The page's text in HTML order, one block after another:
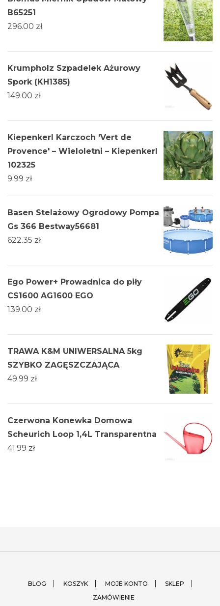
B65251
296.00 zł
Krumpholz Szpadelek Ażurowy
Spork (KH1385)
149.00 zł
Kiepenkerl Karczoch 'Vert de
Provence' – Wieloletni – Kiepenkerl
102325
9.99 zł
Basen Stelażowy Ogrodowy Pompa
Gs 366 Bestway56681
622.35 zł
Ego Power+ Prowadnica do piły
CS1600 AG1600 EGO
139.00 zł
TRAWA K&M UNIWERSALNA 5kg
SZYBKO ZAGĘSZCZAJĄCA
49.99 zł
Czerwona Konewka Domowa
Scheurich Loop 1,4L Transparentna
41.99 zł
BLOG KOSZYK MOJE KONTO
SKLEP
ZAMÓWIENIE